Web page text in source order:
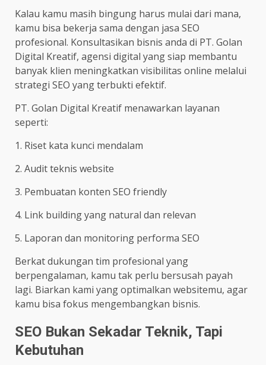
Kalau kamu masih bingung harus mulai dari mana,
kamu bisa bekerja sama dengan jasa SEO
profesional. Konsultasikan bisnis anda di PT. Golan
Digital Kreatif, agensi digital yang siap membantu
banyak klien meningkatkan visibilitas online melalui
strategi SEO yang terbukti efektif.
PT. Golan Digital Kreatif menawarkan layanan
seperti:
1. Riset kata kunci mendalam
2. Audit teknis website
3. Pembuatan konten SEO friendly
4. Link building yang natural dan relevan
5. Laporan dan monitoring performa SEO
Berkat dukungan tim profesional yang
berpengalaman, kamu tak perlu bersusah payah
lagi. Biarkan kami yang optimalkan websitemu, agar
kamu bisa fokus mengembangkan bisnis.
SEO Bukan Sekadar Teknik, Tapi
Kebutuhan